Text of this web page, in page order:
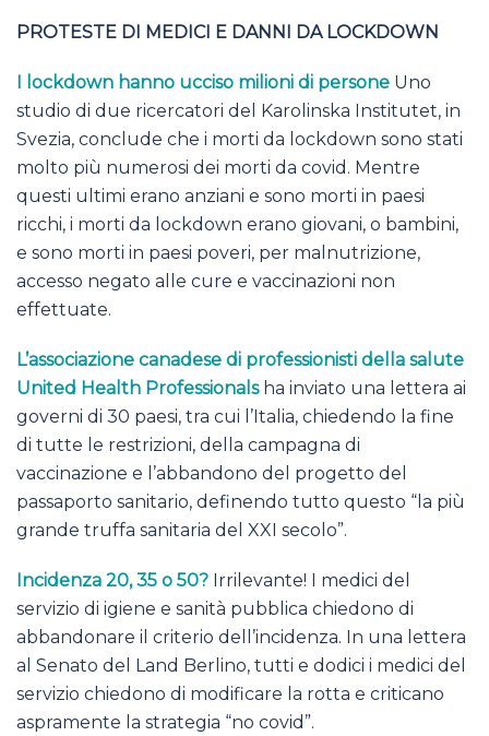
PROTESTE DI MEDICI E DANNI DA LOCKDOWN
I lockdown hanno ucciso milioni di persone Uno
studio di due ricercatori del Karolinska Institutet, in
Svezia, conclude che i morti da lockdown sono stati
molto più numerosi dei morti da covid. Mentre
questi ultimi erano anziani e sono morti in paesi
ricchi, i morti da lockdown erano giovani, o bambini,
e sono morti in paesi poveri, per malnutrizione,
accesso negato alle cure e vaccinazioni non
effettuate.
L’associazione canadese di professionisti della salute
United Health Professionalsha inviato una lettera ai
governi di 30 paesi, tra cui l’Italia, chiedendo la fine
di tutte le restrizioni, della campagna di
vaccinazione e l’abbandono del progetto del
passaporto sanitario, definendo tutto questo “la più
grande truffa sanitaria del XXI secolo”.
Incidenza 20, 35 o 50? Irrilevante! I medici del
servizio di igiene e sanità pubblica chiedono di
abbandonare il criterio dell’incidenza. In una lettera
al Senato del Land Berlino, tutti e dodici i medici del
servizio chiedono di modificare la rotta e criticano
aspramente la strategia “no covid”.